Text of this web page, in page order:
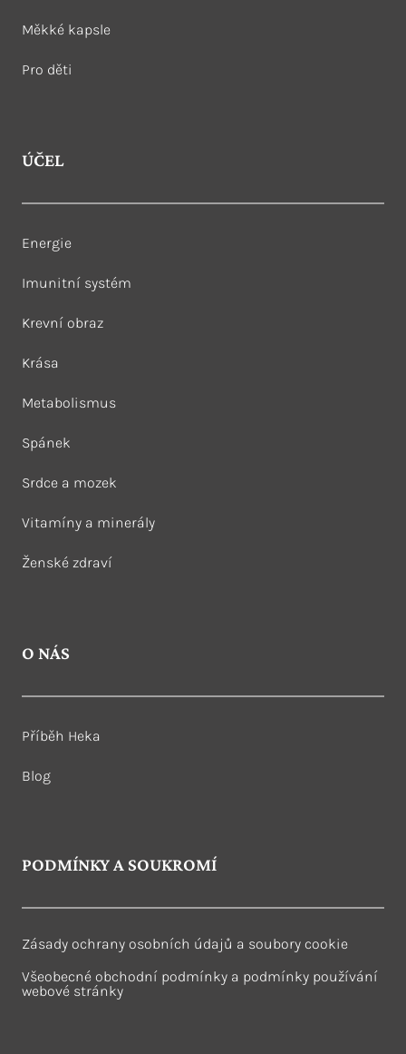
Měkké kapsle
Pro děti
ÚČEL
Energie
Imunitní systém
Krevní obraz
Krása
Metabolismus
Spánek
Srdce a mozek
Vitamíny a minerály
Ženské zdraví
O NÁS
Příběh Heka
Blog
PODMÍNKY A SOUKROMÍ
Zásady ochrany osobních údajů a soubory cookie
Všeobecné obchodní podmínky a podmínky používání
webové stránky